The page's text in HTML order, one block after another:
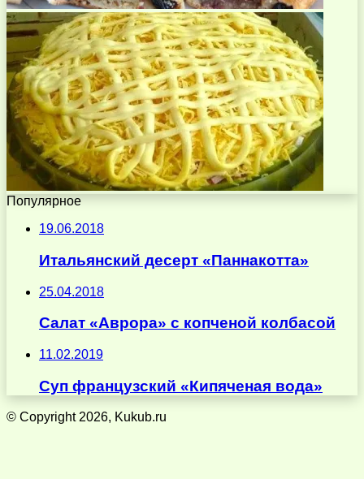
Популярное
19.06.2018
Итальянский десерт «Паннакотта»
25.04.2018
Салат «Аврора» с копченой колбасой
11.02.2019
Суп французский «Кипяченая вода»
© Copyright 2026, Kukub.ru